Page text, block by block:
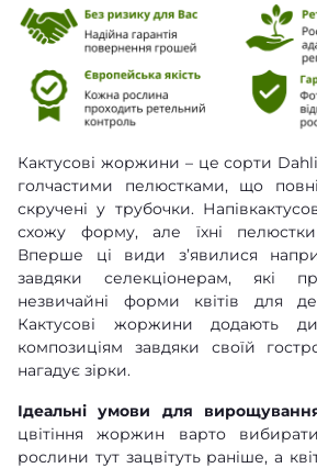
Кактусові жоржини – це сорти
голчастими пелюстками, що
скручені у трубочки.
схожу форму, але їхні пелюстки
Вперше ці види з’явилися
завдяки селекціонерам, які
незвичайні форми квітів для
Кактусові жоржини додають
композиціям завдяки своїй
нагадує зірки.
Ідеальні умови для
цвітіння жоржин варто
рослини тут зацвітуть раніше, а